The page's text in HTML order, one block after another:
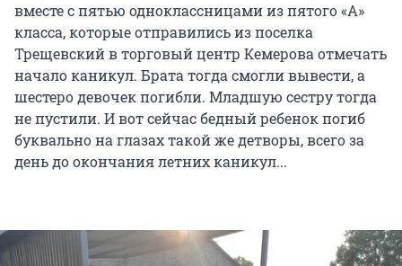
вместе с пятью одноклассницами из пятого «А»
класса, которые отправились из поселка
Трещевский в торговый центр Кемерова отмечать
начало каникул. Брата тогда смогли вывести, а
шестеро девочек погибли. Младшую сестру тогда
не пустили. И вот сейчас бедный ребенок погиб
буквально на глазах такой же детворы, всего за
день до окончания летних каникул...